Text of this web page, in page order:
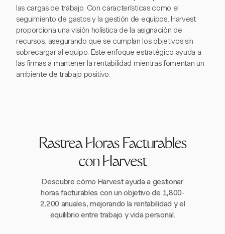
las cargas de trabajo. Con características como el
seguimiento de gastos y la gestión de equipos, Harvest
proporciona una visión holística de la asignación de
recursos, asegurando que se cumplan los objetivos sin
sobrecargar al equipo. Este enfoque estratégico ayuda a
las firmas a mantener la rentabilidad mientras fomentan un
ambiente de trabajo positivo.
Rastrea Horas Facturables
con Harvest
Descubre cómo Harvest ayuda a gestionar
horas facturables con un objetivo de 1,800-
2,200 anuales, mejorando la rentabilidad y el
equilibrio entre trabajo y vida personal.